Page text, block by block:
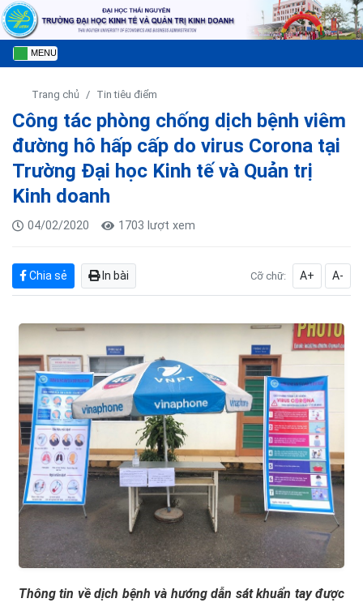
MENU
Trang chủ Tin tiêu điểm
Công tác phòng chống dịch bệnh viêm
đường hô hấp cấp do virus Corona tại
Trường Đại học Kinh tế và Quản trị
Kinh doanh
04/02/2020 1703 lượt xem
Chia sẻ In bài Cỡ chữ: A+ A-
Thông tin về dịch bệnh và hướng dẫn sát khuẩn tay được